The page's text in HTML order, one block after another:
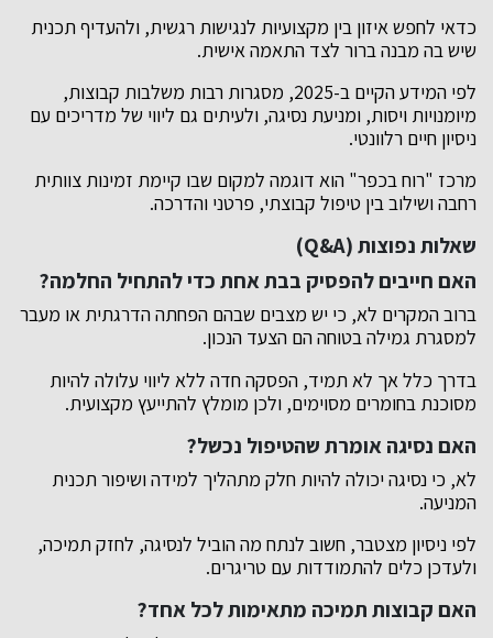
כדאי לחפש איזון בין מקצועיות לנגישות רגשית, ולהעדיף תכנית
שיש בה מבנה ברור לצד התאמה אישית.
לפי המידע הקיים ב-2025, מסגרות רבות משלבות קבוצות,
מיומנויות ויסות, ומניעת נסיגה, ולעיתים גם ליווי של מדריכים עם
ניסיון חיים רלוונטי.
מרכז "רוח בכפר" הוא דוגמה למקום שבו קיימת זמינות צוותית
רחבה ושילוב בין טיפול קבוצתי, פרטני והדרכה.
שאלות נפוצות (Q&A)
האם חייבים להפסיק בבת אחת כדי להתחיל החלמה?
ברוב המקרים לא, כי יש מצבים שבהם הפחתה הדרגתית או מעבר
למסגרת גמילה בטוחה הם הצעד הנכון.
בדרך כלל אך לא תמיד, הפסקה חדה ללא ליווי עלולה להיות
מסוכנת בחומרים מסוימים, ולכן מומלץ להתייעץ מקצועית.
האם נסיגה אומרת שהטיפול נכשל?
לא, כי נסיגה יכולה להיות חלק מתהליך למידה ושיפור תכנית
המניעה.
לפי ניסיון מצטבר, חשוב לנתח מה הוביל לנסיגה, לחזק תמיכה,
ולעדכן כלים להתמודדות עם טריגרים.
האם קבוצות תמיכה מתאימות לכל אחד?